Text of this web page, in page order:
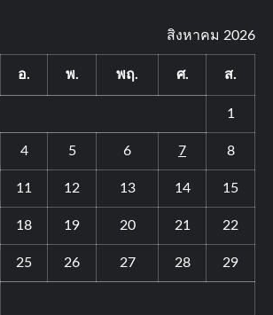
สิงหาคม 2026
อ. พ. พฤ. ศ. ส.
1
4 5 6 7 8
11 12 13 14 15
18 19 20 21 22
25 26 27 28 29